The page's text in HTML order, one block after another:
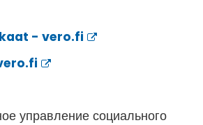
- vero.fi
управление социального